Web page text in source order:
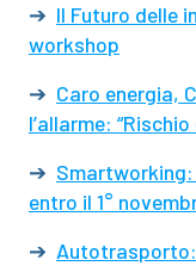
➔ Il Futuro delle
workshop
➔ Caro energia,
l’allarme:
➔
entro il 1°
➔